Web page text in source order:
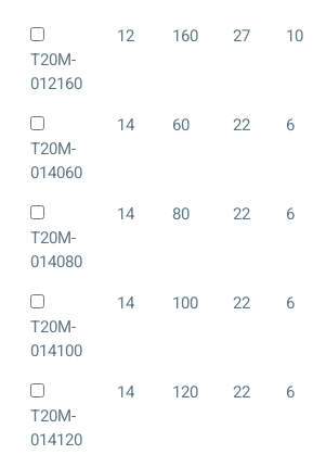
T20M-
012160
12 160 27 10
T20M-
014060
14 60 22 6
T20M-
014080
14 80 22 6
T20M-
014100
14 100 22 6
T20M-
014120
14 120 22 6